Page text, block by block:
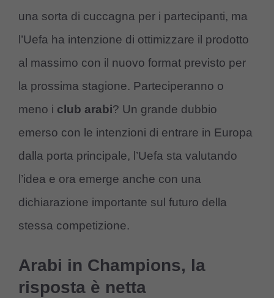
una sorta di cuccagna per i partecipanti, ma
l’Uefa ha intenzione di ottimizzare il prodotto
al massimo con il nuovo format previsto per
la prossima stagione. Parteciperanno o
meno i club arabi? Un grande dubbio
emerso con le intenzioni di entrare in Europa
dalla porta principale, l’Uefa sta valutando
l’idea e ora emerge anche con una
dichiarazione importante sul futuro della
stessa competizione.
Arabi in Champions, la
risposta è netta